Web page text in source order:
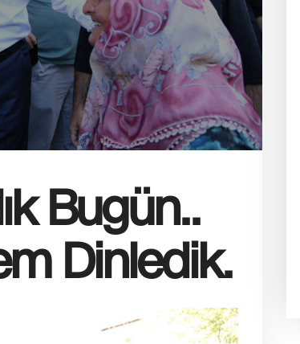
Bugün..
Dinledik.